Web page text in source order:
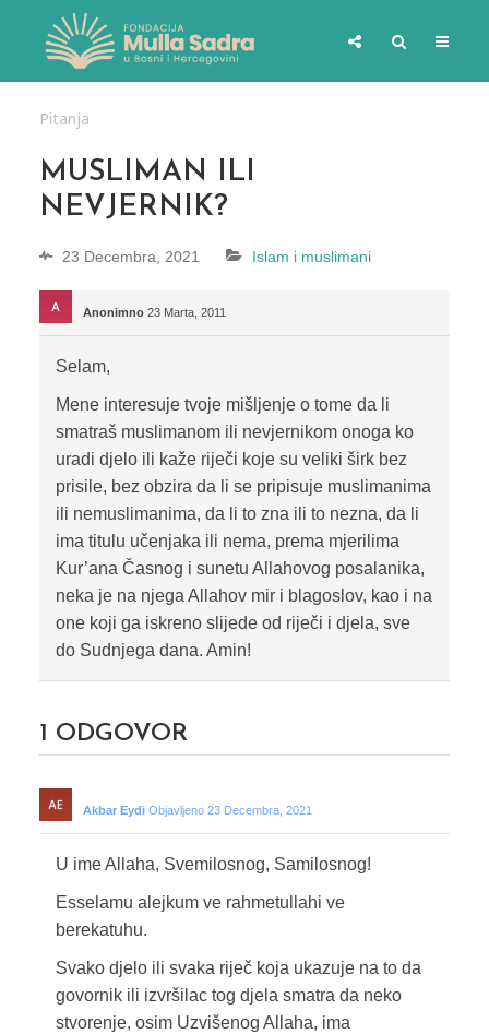
Pitanja
MUSLIMAN ILI
NEVJERNIK?
23 Decembra, 2021 Islam i muslimani
Anonimno 23 Marta, 2011
Selam,
Mene interesuje tvoje mišljenje o tome da li
smatraš muslimanom ili nevjernikom onoga ko
uradi djelo ili kaže riječi koje su veliki širk bez
prisile, bez obzira da li se pripisuje muslimanima
ili nemuslimanima, da li to zna ili to nezna, da li
ima titulu učenjaka ili nema, prema mjerilima
Kur’ana Časnog i sunetu Allahovog posalanika,
neka je na njega Allahov mir i blagoslov, kao i na
one koji ga iskreno slijede od riječi i djela, sve
do Sudnjega dana. Amin!
1 ODGOVOR
Akbar Eydi Objavljeno 23 Decembra, 2021
U ime Allaha, Svemilosnog, Samilosnog!
Esselamu alejkum ve rahmetullahi ve
berekatuhu.
Svako djelo ili svaka riječ koja ukazuje na to da
govornik ili izvršilac tog djela smatra da neko
stvorenje, osim Uzvišenog Allaha, ima